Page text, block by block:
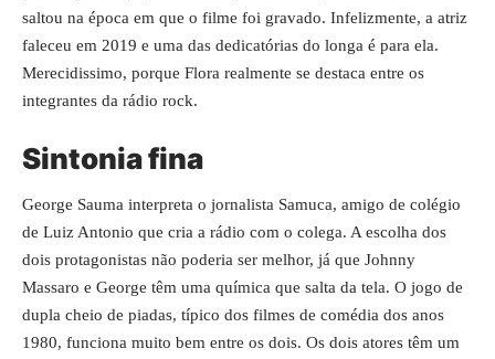
saltou na época em que o filme foi gravado. Infelizmente, a atriz
faleceu em 2019 e uma das dedicatórias do longa é para ela.
Merecidissimo, porque Flora realmente se destaca entre os
integrantes da rádio rock.
Sintonia fina
George Sauma interpreta o jornalista Samuca, amigo de colégio
de Luiz Antonio que cria a rádio com o colega. A escolha dos
dois protagonistas não poderia ser melhor, já que Johnny
Massaro e George têm uma química que salta da tela. O jogo de
dupla cheio de piadas, típico dos filmes de comédia dos anos
1980, funciona muito bem entre os dois. Os dois atores têm um